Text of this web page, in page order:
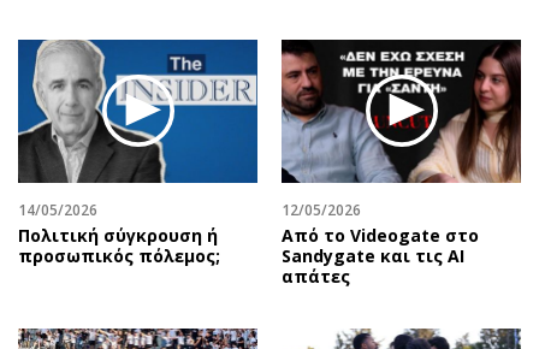
14/05/2026
Πολιτική σύγκρουση ή
προσωπικός πόλεμος;
12/05/2026
Από το Videogate στο
Sandygate και τις AI
απάτες